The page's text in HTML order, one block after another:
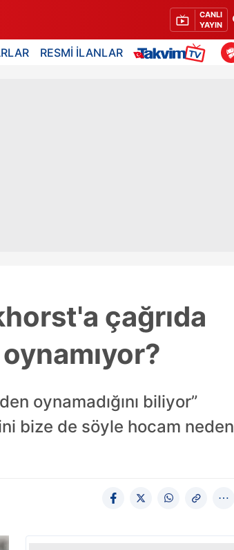
CANLI
YAYIN
RESMİ İLANLAR
çağrıda
oynamadığını biliyor”
bize de söyle hocam neden